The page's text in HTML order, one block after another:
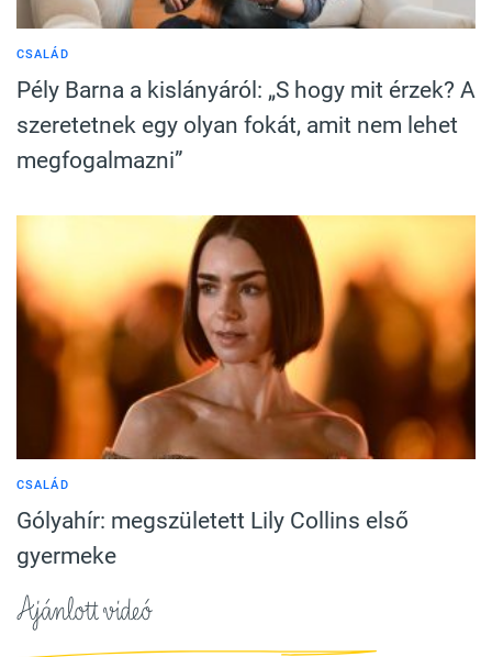
CSALÁD
Pély Barna a kislányáról: „S hogy mit érzek? A
szeretetnek egy olyan fokát, amit nem lehet
megfogalmazni”
CSALÁD
Gólyahír: megszületett Lily Collins első
gyermeke
Ajánlott videó